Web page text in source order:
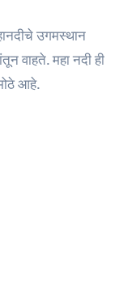
उगमस्थान
वाहते. महा नदी ही
आहे.